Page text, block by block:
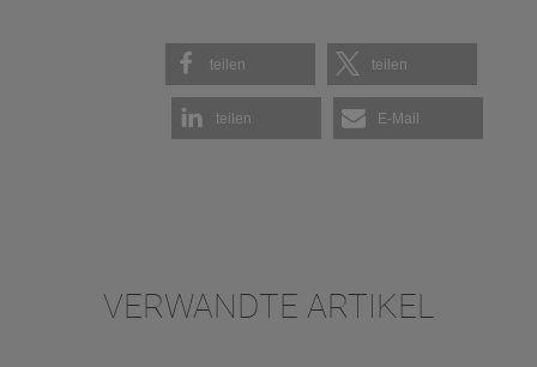
teilen teilen
teilen E-Mail
VERWANDTE ARTIKEL